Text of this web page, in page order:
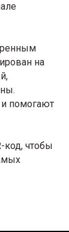
на
помогают
код, чтобы